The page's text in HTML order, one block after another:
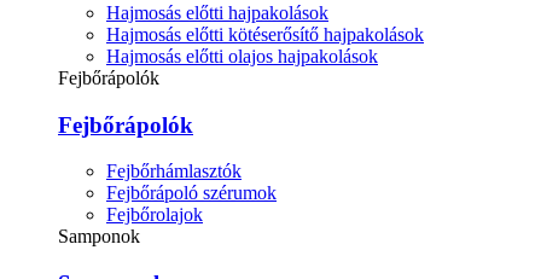
Hajmosás előtti hajpakolások
Hajmosás előtti kötéserősítő hajpakolások
Hajmosás előtti olajos hajpakolások
Fejbőrápolók
Fejbőrápolók
Fejbőrhámlasztók
Fejbőrápoló szérumok
Fejbőrolajok
Samponok